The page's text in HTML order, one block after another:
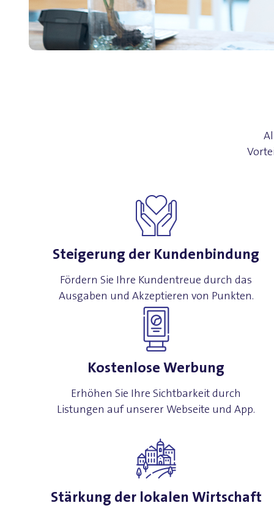
Steigerung der Kundenbindung
Fördern Sie Ihre Kundentreue durch das
Ausgaben und Akzeptieren von Punkten.
Kostenlose Werbung
Erhöhen Sie Ihre Sichtbarkeit durch
Listungen auf unserer Webseite und App.
Stärkung der lokalen Wirtschaft